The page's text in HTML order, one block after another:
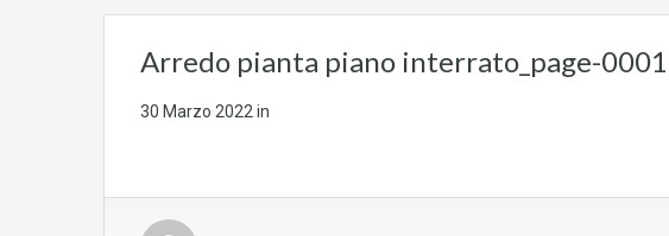
Arredo pianta piano interrato_page-0001
30 Marzo 2022 in